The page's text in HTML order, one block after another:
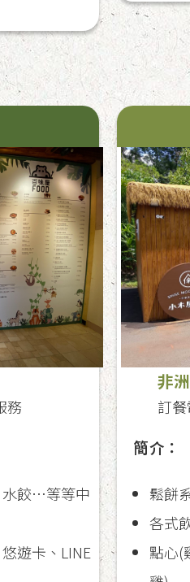
務
水餃…等等中
遊卡、LINE
非
訂
簡介：
鬆餅
各式
點心(